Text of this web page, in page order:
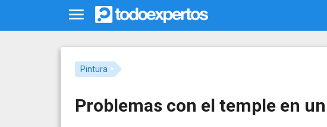
Pintura
Problemas con el temple en